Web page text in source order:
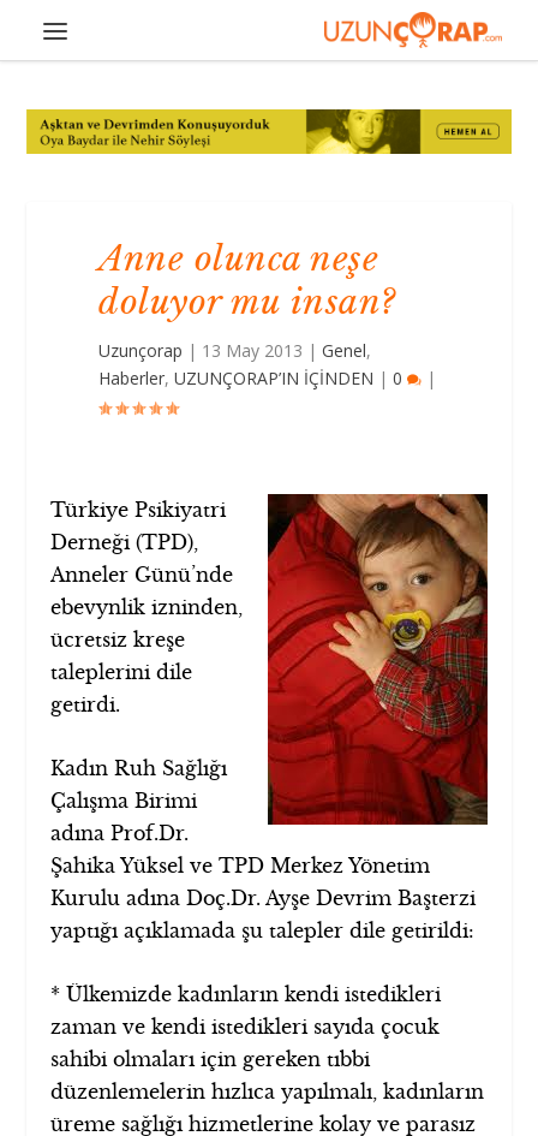
Anne olunca neşe
doluyor mu insan?
Uzunçorap | 13 May 2013 |Genel,
Haberler,UZUNÇORAP’IN İÇİNDEN |0 |
Türkiye Psikiyatri
Derneği (TPD),
Anneler Günü’nde
ebevynlik izninden,
ücretsiz kreşe
taleplerini dile
getirdi.
Kadın Ruh Sağlığı
Çalışma Birimi
adına Prof.Dr.
Şahika Yüksel ve TPD Merkez Yönetim
Kurulu adına Doç.Dr. Ayşe Devrim Başterzi
yaptığı açıklamada şu talepler dile getirildi:
* Ülkemizde kadınların kendi istedikleri
zaman ve kendi istedikleri sayıda çocuk
sahibi olmaları için gereken tıbbi
düzenlemelerin hızlıca yapılmalı, kadınların
üreme sağlığı hizmetlerine kolay ve parasız